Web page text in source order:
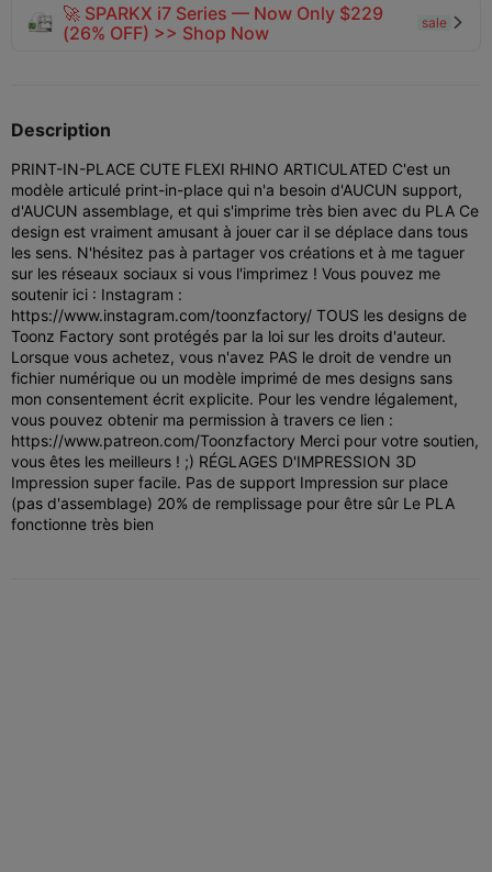
🚀 SPARKX i7 Series — Now Only $229
(26% OFF) >> Shop Now
sale 
Description
PRINT-IN-PLACE CUTE FLEXI RHINO ARTICULATED C'est un
modèle articulé print-in-place qui n'a besoin d'AUCUN support,
d'AUCUN assemblage, et qui s'imprime très bien avec du PLA Ce
design est vraiment amusant à jouer car il se déplace dans tous
les sens. N'hésitez pas à partager vos créations et à me taguer
sur les réseaux sociaux si vous l'imprimez ! Vous pouvez me
soutenir ici : Instagram :
https://www.instagram.com/toonzfactory/ TOUS les designs de
Toonz Factory sont protégés par la loi sur les droits d'auteur.
Lorsque vous achetez, vous n'avez PAS le droit de vendre un
fichier numérique ou un modèle imprimé de mes designs sans
mon consentement écrit explicite. Pour les vendre légalement,
vous pouvez obtenir ma permission à travers ce lien :
https://www.patreon.com/Toonzfactory Merci pour votre soutien,
vous êtes les meilleurs ! ;) RÉGLAGES D'IMPRESSION 3D
Impression super facile. Pas de support Impression sur place
(pas d'assemblage) 20% de remplissage pour être sûr Le PLA
fonctionne très bien